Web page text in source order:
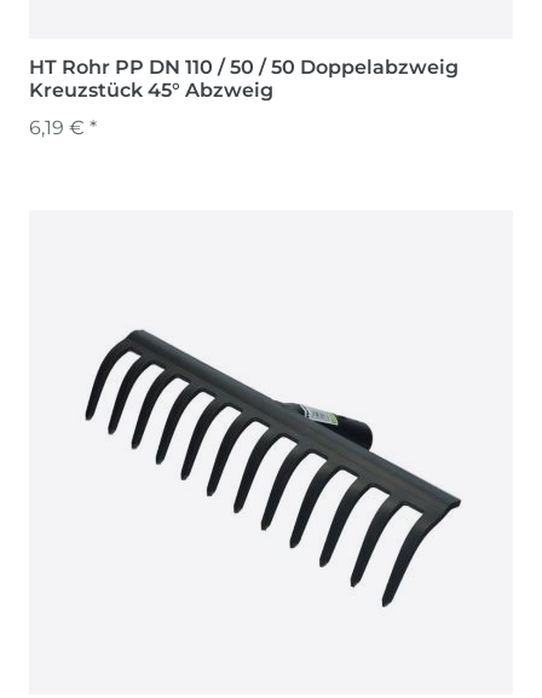
HT Rohr PP DN 110 / 50 / 50 Doppelabzweig
Kreuzstück 45° Abzweig
6,19 € *